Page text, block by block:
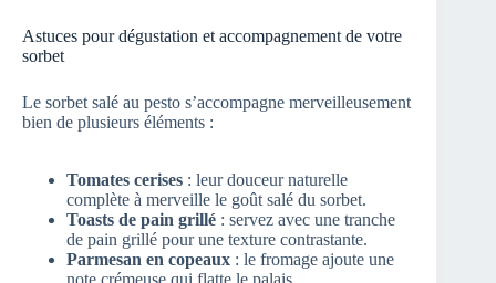
Astuces pour dégustation et accompagnement de votre
sorbet
Le sorbet salé au pesto s’accompagne merveilleusement
bien de plusieurs éléments :
Tomates cerises : leur douceur naturelle
complète à merveille le goût salé du sorbet.
Toasts de pain grillé : servez avec une tranche
de pain grillé pour une texture contrastante.
Parmesan en copeaux : le fromage ajoute une